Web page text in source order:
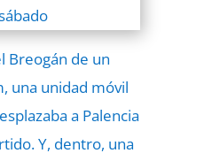
Breogán de un
una unidad móvil
a Palencia
Y, dentro, una